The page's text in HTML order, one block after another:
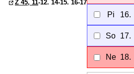
Ž 45, 11-12. 14-15. 16-17
Pi 16.
So 17.
Ne 18.